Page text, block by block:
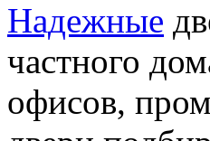
Надежные
частного
офисов,